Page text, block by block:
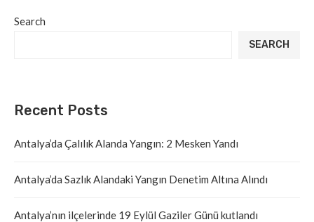
Search
SEARCH
Recent Posts
Antalya’da Çalılık Alanda Yangın: 2 Mesken Yandı
Antalya’da Sazlık Alandaki Yangın Denetim Altına Alındı
Antalya’nın ilçelerinde 19 Eylül Gaziler Günü kutlandı